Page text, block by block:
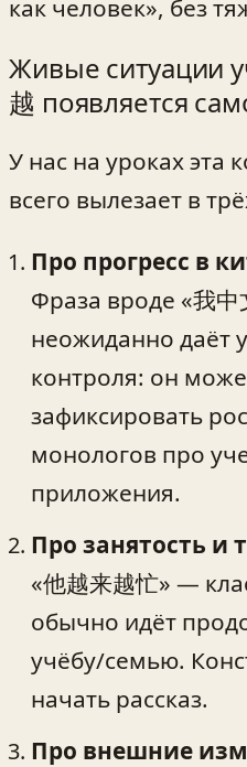
как человек», без
Живые ситуации
越 появляется
У нас на уроках эта
всего вылезает в
Про прогресс в
Фраза вроде «我中
неожиданно даёт
контроля: он
зафиксировать
монологов про
приложения.
Про занятость и
«他越来越忙» —
обычно идёт
учёбу/семью.
начать рассказ.
Про внешние